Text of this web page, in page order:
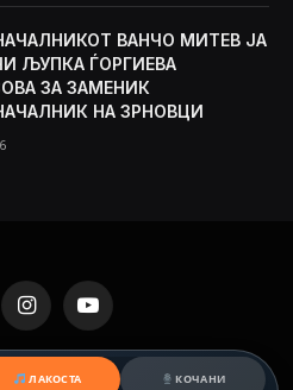
ВАНЧО МИТЕВ ЈА
ЉУПКА ЃОРГИЕВА
ЗА ЗАМЕНИК
НА ЗРНОВЦИ
InstagramYouTube
Designed by MKNET.
ЛАКОСТА КОЧАНИ